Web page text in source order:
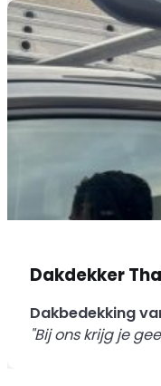
Dakdekker
Dakbedekking
"Bij ons krijg je